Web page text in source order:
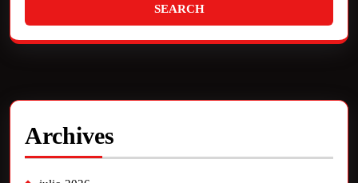
Archives